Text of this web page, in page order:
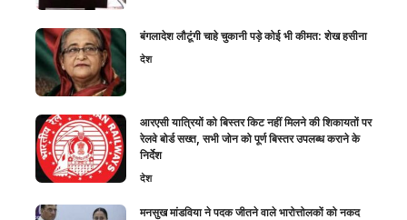
बंगलादेश लौटूंगी चाहे चुकानी पड़े कोई भी कीमत: शेख हसीना
देश
आरएसी यात्रियों को बिस्तर किट नहीं मिलने की शिकायतों पर
रेलवे बोर्ड सख्त, सभी जोन को पूर्ण बिस्तर उपलब्ध कराने के
निर्देश
देश
मनसुख मांडविया ने पदक जीतने वाले भारोत्तोलकों को नकद